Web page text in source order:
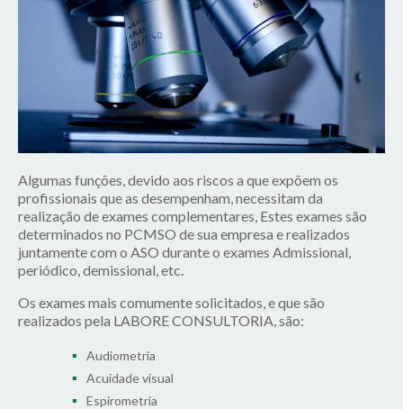
Algumas funções, devido aos riscos a que expõem os
profissionais que as desempenham, necessitam da
realização de exames complementares, Estes exames são
determinados no PCMSO de sua empresa e realizados
juntamente com o ASO durante o exames Admissional,
periódico, demissional, etc.
Os exames mais comumente solicitados, e que são
realizados pela LABORE CONSULTORIA, são:
Audiometria
Acuidade visual
Espirometria